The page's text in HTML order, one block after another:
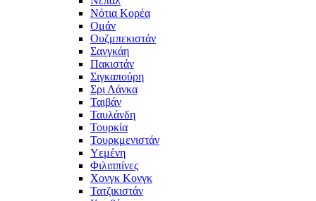
Νότια Κορέα
Ομάν
Ουζμπεκιστάν
Σανγκάη
Πακιστάν
Σιγκαπούρη
Σρι Λάνκα
Ταιβάν
Ταυλάνδη
Τουρκία
Τουρκμενιστάν
Υεμένη
Φιλιππίνες
Χονγκ Κονγκ
Τατζικιστάν